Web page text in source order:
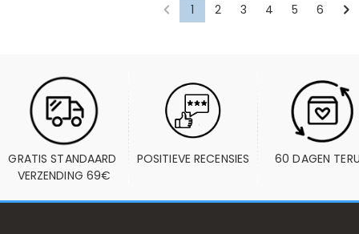
1 2 3 4 5 6
GRATIS STANDAARD
VERZENDING 69€
POSITIEVE RECENSIES 60 DAGEN